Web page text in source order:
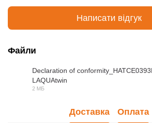
Написати відгук
Файли
Declaration of
LAQUAtwin
2 МБ
Доставка Оплата